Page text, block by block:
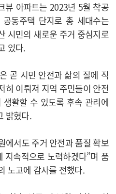
뷰 아파트는 2023년 5월 착공
동주택 단지로 총 세대수는
시민의 새로운 주거 중심지로
있다.
곧 시민 안전과 삶의 질에 직
히 이뤄져 지역 주민들이 안전
활할 수 있도록 후속 관리에
밝혔다.
에서도 주거 안전과 품질 확보
지속적으로 노력하겠다”며 품
노고에 감사를 전했다.